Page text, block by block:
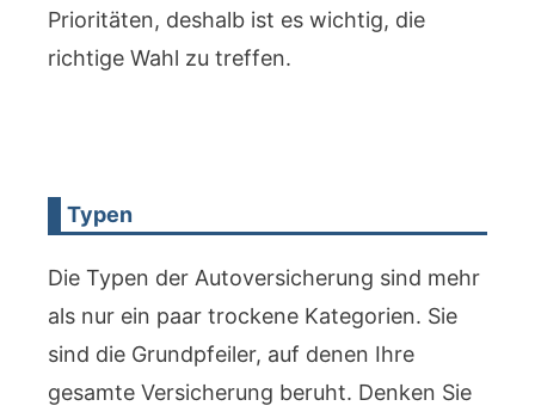
Prioritäten, deshalb ist es wichtig, die
richtige Wahl zu treffen.
Typen
Die Typen der Autoversicherung sind mehr
als nur ein paar trockene Kategorien. Sie
sind die Grundpfeiler, auf denen Ihre
gesamte Versicherung beruht. Denken Sie